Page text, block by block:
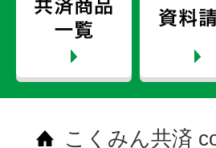
こくみん共済